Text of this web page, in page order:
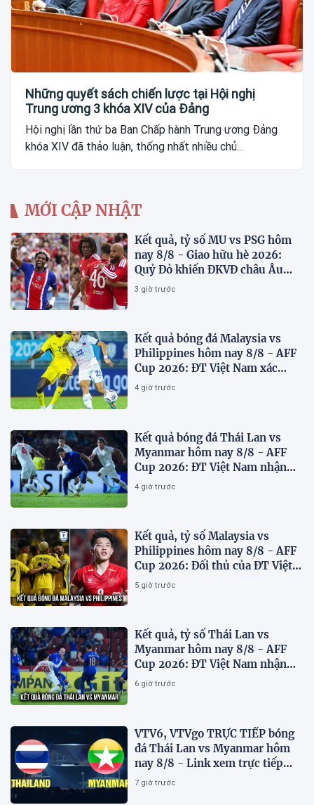
Những quyết sách chiến lược tại Hội nghị
Trung ương 3 khóa XIV của Đảng
Hội nghị lần thứ ba Ban Chấp hành Trung ương Đảng
khóa XIV đã thảo luận, thống nhất nhiều chủ...
MỚI CẬP NHẬT
Kết quả, tỷ số MU vs PSG hôm
nay 8/8 - Giao hữu hè 2026:
Quỷ Đỏ khiến ĐKVĐ châu Âu
toát mồ hôi
3 giờ trước
Kết quả bóng đá Malaysia vs
Philippines hôm nay 8/8 - AFF
Cup 2026: ĐT Việt Nam xác
định đối thủ
4 giờ trước
Kết quả bóng đá Thái Lan vs
Myanmar hôm nay 8/8 - AFF
Cup 2026: ĐT Việt Nam nhận
'chiến thư'
4 giờ trước
Kết quả, tỷ số Malaysia vs
Philippines hôm nay 8/8 - AFF
Cup 2026: Đối thủ của ĐT Việt
Nam lộ diện
5 giờ trước
Kết quả, tỷ số Thái Lan vs
Myanmar hôm nay 8/8 - AFF
Cup 2026: ĐT Việt Nam nhận
tin vui
6 giờ trước
VTV6, VTVgo TRỰC TIẾP bóng
đá Thái Lan vs Myanmar hôm
nay 8/8 - Link xem trực tiếp
AFF Cup 2026 mới nhất
7 giờ trước